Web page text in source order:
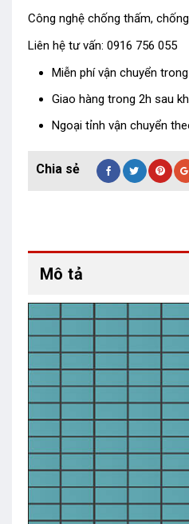
Công nghệ chống thấm,
Liên hệ tư vấn: 0916 756 055
Miễn phí vận chuyển
Giao hàng trong 2h sau
Ngoại tỉnh vận chuyển
Mô tả